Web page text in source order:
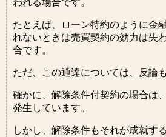
われる場合です。
たとえば、ローン特約のように金
れないときは売買契約の効力は失
合です。
ただ、この通達については、反論
確かに、解除条件付契約の場合は
発生しています。
しかし、解除条件もそれが成就す